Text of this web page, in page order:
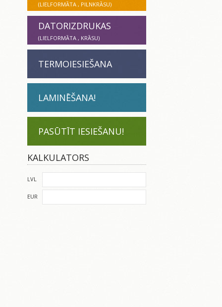
(LIELFORMĀTA , PILNKRĀSU)
DATORIZDRUKAS
(LIELFORMĀTA , KRĀSU)
TERMOIESIEŠANA
LAMINĒŠANA!
PASŪTĪT IESIEŠANU!
KALKULATORS
LVL
EUR